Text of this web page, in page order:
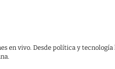
en vivo. Desde política y